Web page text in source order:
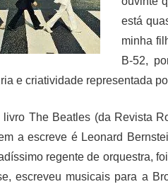
está
minha
B-52,
e criatividade representada
livro The Beatles (da Revista
a escreve é Leonard
regente de orquestra,
escreveu musicais para a